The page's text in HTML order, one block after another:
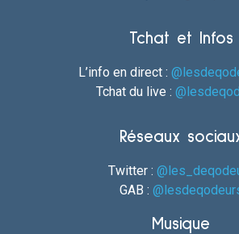
Tchat et Infos
L’info en direct :
Tchat du live :
Réseaux
Twitter :
GAB :
Musique